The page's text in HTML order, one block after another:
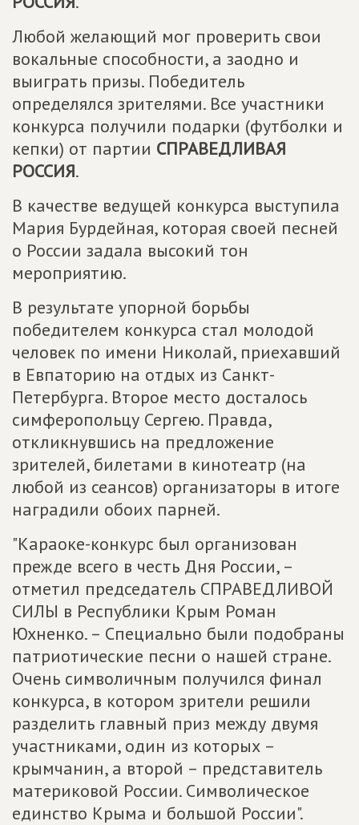
Любой желающий мог проверить свои
вокальные способности, а заодно и
выиграть призы. Победитель
определялся зрителями. Все участники
конкурса получили подарки (футболки и
кепки) от партии СПРАВЕДЛИВАЯ
РОССИЯ.
В качестве ведущей конкурса выступила
Мария Бурдейная, которая своей песней
о России задала высокий тон
мероприятию.
В результате упорной борьбы
победителем конкурса стал молодой
человек по имени Николай, приехавший
в Евпаторию на отдых из Санкт-
Петербурга. Второе место досталось
симферопольцу Сергею. Правда,
откликнувшись на предложение
зрителей, билетами в кинотеатр (на
любой из сеансов) организаторы в итоге
наградили обоих парней.
"Караоке-конкурс был организован
прежде всего в честь Дня России, –
отметил председатель СПРАВЕДЛИВОЙ
СИЛЫ в Республики Крым Роман
Юхненко. – Специально были подобраны
патриотические песни о нашей стране.
Очень символичным получился финал
конкурса, в котором зрители решили
разделить главный приз между двумя
участниками, один из которых –
крымчанин, а второй – представитель
материковой России. Символическое
единство Крыма и большой России".